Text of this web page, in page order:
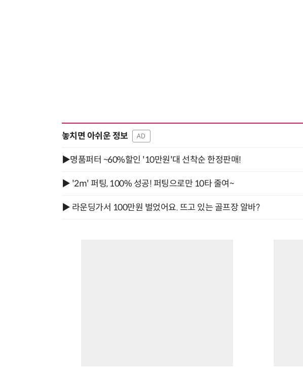
놓치면 아쉬운 정보 AD
▶명품퍼터 ~60%할인 '10만원'대 선착순 한정판매!
▶ '2m' 퍼팅, 100% 성공! 퍼팅으로만 10타 줄여~
▶ 라운딩가서 100만원 벌었어요. 뜨고 있는 골프장 알바?